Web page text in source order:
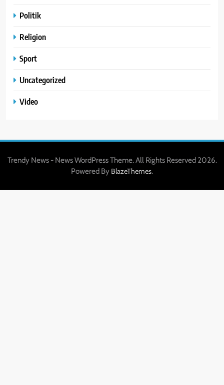
Politik
Religion
Sport
Uncategorized
Video
Trendy News - News WordPress Theme. All Rights Reserved 2026.
Powered By BlazeThemes.